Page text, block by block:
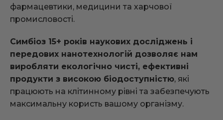
фармацевтики, медицини та харчової
промисловості.
Симбіоз 15+ років наукових досліджень і
передових нанотехнологій дозволяє нам
виробляти екологічно чисті, ефективні
продукти з високою біодоступністю, які
працюють на клітинному рівні та забезпечують
максимальну користь вашому організму.